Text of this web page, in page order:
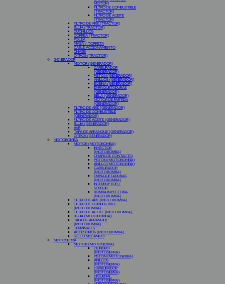
MOTOR)
FILTRO DE COMBUSTIBLE
(TRACTOR)
FILTRO DE ACEITE
(TRACTOR)
FILTRO DE AIRE (TRACTOR)
BUJIA (TRACTOR)
CUCHILLOS
CORREA (TRACTOR)
POLEA
MASA / TORRETA
CABLE ACCIONAMIENTO
CHASIS
OTROS (TRACTOR)
GENERADOR
MOTOR (GENERADOR)
CARBURADOR
(GENERADOR)
PISTON (GENERADOR)
ANILLOS (GENERADOR)
BOBINA (GENERADOR)
EMPAQUETADURAS
(GENERADOR)
BIELA (GENERADOR)
MOTOR DE PARTIDA
(GENERADOR)
FILTRO DE AIRE (GENERADOR)
FILTRO DE COMBUSTIBLE
(GENERADOR)
FILTRO DE ACEITE (GENERADOR)
BUJIA (GENERADOR)
AVR
TAPA DE ARRANQUE (GENERADOR)
OTROS (GENERADOR)
MOTOBOMBA
MOTOR (MOTOBOMBA)
INYECTOR
(MOTOBOMBA)
CHAPA DE CONTACTO
PISTON (MOTOBOMBA)
ANILLO (MOTOBOMBA)
CARBURADOR
(MOTOBOMBA)
EMPAQUETADURAS
(MOTOBOMBA)
INTERRUPTOR /
SENSOR
BOMBA INYECTORA
(MOTOBOMBA)
FILTRO DE AIRE (MOTOBOMBA)
FILTRO DE COMBUSTIBLE
(MOTOBOMBA)
FILTRO DE ACEITE (MOTOBOMBA)
BUJIA (MOTOBOMBA)
TAPA DE ARRANQUE
(MOTOBOMBA)
TERMINALES
ACCESORIOS (MOTOBOMBA)
SELLO MECANICO
MOTOSIERRA
MOTOR (MOTOSIERRA)
CILINDRO
(MOTOSIERRA)
PISTON (MOTOSIERRA)
ANILLOS
(MOTOSIERRA)
CARBURADOR
(MOTOSIERRA)
CIGÜEÑAL
(MOTOSIERRA)